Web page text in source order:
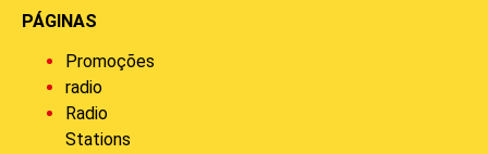
PÁGINAS
Promoções
radio
Radio
Stations